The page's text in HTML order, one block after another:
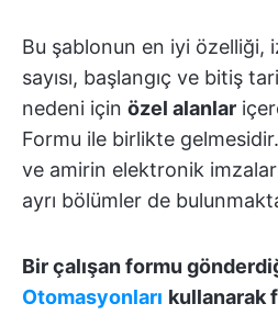
Bu şablonun en iyi özelliği,
sayısı, başlangıç ve bitiş
nedeni için özel alanlar
Formu ile birlikte
ve amirin elektronik
ayrı bölümler de
Bir çalışan formu
Otomasyonları kullanarak